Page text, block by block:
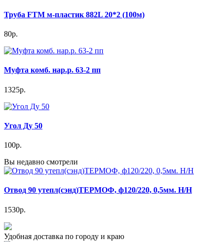
Труба FTM м-пластик 882L 20*2 (100м)
80р.
Муфта комб. нар.р. 63-2 пп
1325р.
Угол Ду 50
100р.
Вы недавно смотрели
Отвод 90 утепл(сэнд)ТЕРМОФ, ф120/220, 0,5мм. Н/Н
1530р.
Удобная доставка по городу и краю